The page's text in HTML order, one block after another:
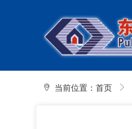
当前位置： 首页